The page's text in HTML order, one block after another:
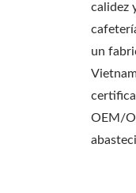
calidez
un
OEM/